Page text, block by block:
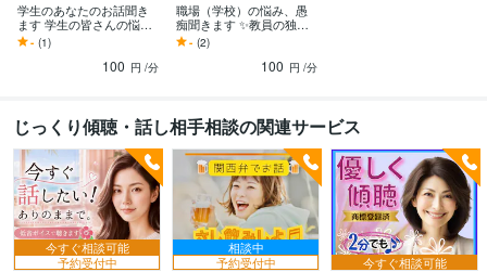
学生のあなたのお話聞き
ます 学生の皆さんの悩み
を聞かせていただく場所
です
- (1)
100 円 /分
職場（学校）の悩み、愚
痴聞きます ✨教員の独特
な人間関係の悩み、学級
経営などお聞きします✨
- (2)
100 円 /分
じっくり傾聴・話し相手相談の関連サービス
今すぐ相談可能
予約受付中
相談中
予約受付中
今すぐ相談可能